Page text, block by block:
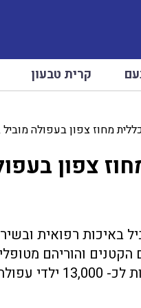
קרית טבעון
מחוז צפון בעפולה מוביל
צפון
באיכות רפואית
והוריהם